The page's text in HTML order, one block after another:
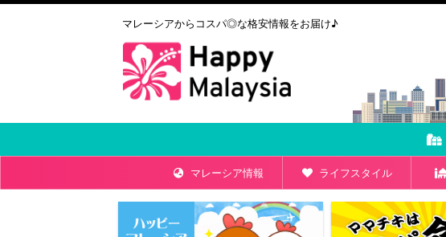
マレーシアからコスパ◎な格安情報をお届け♪
マレーシア情報 ライフスタイル